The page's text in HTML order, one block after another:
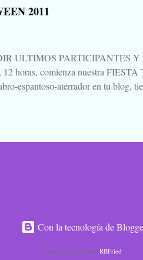
Tampoco quiero hablar mucho de
2011
ULTIMOS PARTICIPANTES
12 horas, comienza nuestra
espantoso-aterrador en tu blog,
de blog en blog, de relato en
la noche de brujas se acerca, la
Con la tecnología de
Imágenes del tema: RBFried